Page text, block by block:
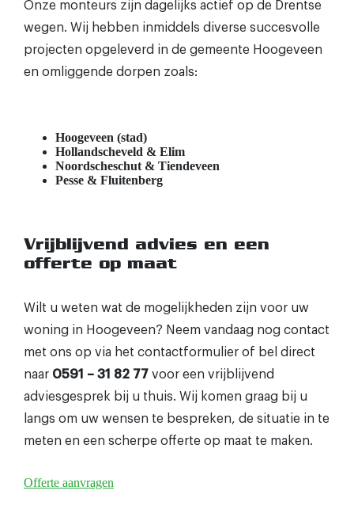
Onze monteurs zijn dagelijks actief op de Drentse
wegen. Wij hebben inmiddels diverse succesvolle
projecten opgeleverd in de gemeente Hoogeveen
en omliggende dorpen zoals:
Hoogeveen (stad)
Hollandscheveld & Elim
Noordscheschut & Tiendeveen
Pesse & Fluitenberg
Vrijblijvend advies en een
offerte op maat
Wilt u weten wat de mogelijkheden zijn voor uw
woning in Hoogeveen? Neem vandaag nog contact
met ons op via het contactformulier of bel direct
naar 0591 – 31 82 77 voor een vrijblijvend
adviesgesprek bij u thuis. Wij komen graag bij u
langs om uw wensen te bespreken, de situatie in te
meten en een scherpe offerte op maat te maken.
Offerte aanvragen